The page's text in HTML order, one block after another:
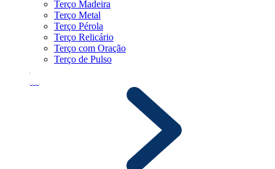
Terço Madeira
Terço Metal
Terço Pérola
Terço Relicário
Terço com Oração
Terço de Pulso